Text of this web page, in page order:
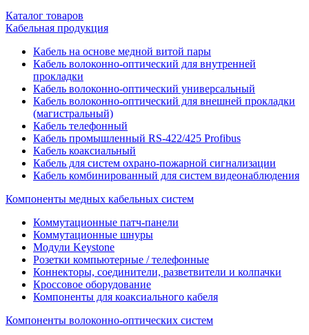
Каталог товаров
Кабельная продукция
Кабель на основе медной витой пары
Кабель волоконно-оптический для внутренней
прокладки
Кабель волоконно-оптический универсальный
Кабель волоконно-оптический для внешней прокладки
(магистральный)
Кабель телефонный
Кабель промышленный RS-422/425 Profibus
Кабель коаксиальный
Кабель для систем охрано-пожарной сигнализации
Кабель комбинированный для систем видеонаблюдения
Компоненты медных кабельных систем
Коммутационные патч-панели
Коммутационные шнуры
Модули Keystone
Розетки компьютерные / телефонные
Коннекторы, соединители, разветвители и колпачки
Кроссовое оборудование
Компоненты для коаксиального кабеля
Компоненты волоконно-оптических систем